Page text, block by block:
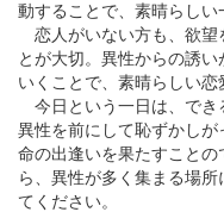
動することで、素晴らしい
恋人がいない方も、欲望
とが大切。異性からの誘
いくことで、素晴らしい恋
今日という一日は、でき
異性を前にして恥ずかし
命の出逢いを果たすこと
ら、異性が多く集まる場
てください。